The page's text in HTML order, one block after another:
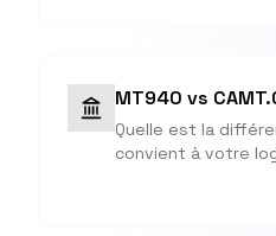
MT940 vs
Quelle est la
convient à votre